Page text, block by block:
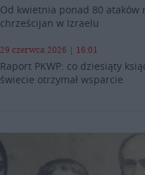
Od kwietnia ponad 80 ataków
chrześcijan w Izraelu
29 czerwca 2026 | 16:01
Raport PKWP: co dziesiąty
świecie otrzymał wsparcie